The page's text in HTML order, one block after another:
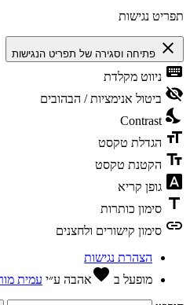
נגישות
close פתיחה וסגירה של תפריט הנגישות
ניווט מקלדת
ביטול אנימציות / הבהובים
Contrast
הגדלת טקסט
הקטנת טקסט
גופן קריא
סימון כותרות
סימון קישורים ולחצנים
הצהרת נגישות
מופעל בfavoriteאהבהע״יעמית מורנו